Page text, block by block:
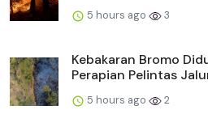
5 hours ago 3
Kebakaran Bromo
Perapian Pelintas
5 hours ago 2